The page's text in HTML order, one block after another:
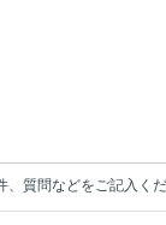
質問などをご記入くだ